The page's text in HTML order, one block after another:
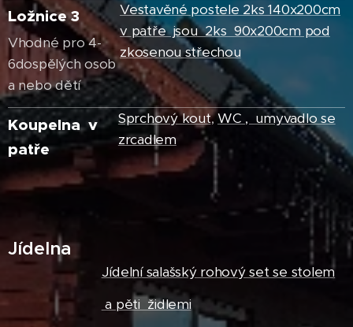
Ložnice 3
Vhodné pro 4-
6dospělých osob
a nebo dětí
Vestavěné postele 2ks 140x200cm
v patře jsou 2ks 90x200cm pod
zkosenou střechou
Koupelna v
patře
Sprchový kout,WC , umyvadlo se
zrcadlem
Jídelna
Jídelní salašský rohový set se stolem
a pěti židlemi